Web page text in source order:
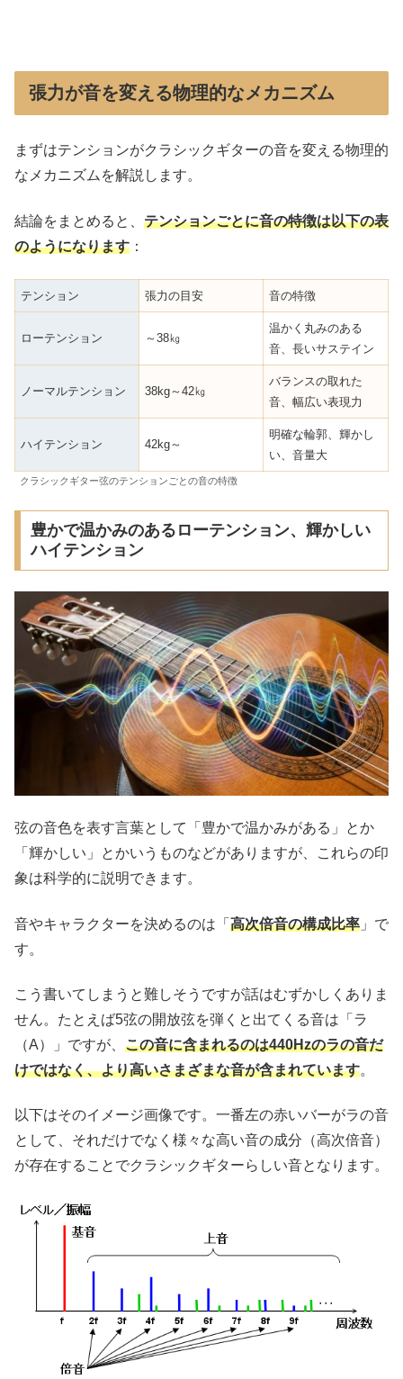
張力が音を変える物理的なメカニズム
まずはテンションがクラシックギターの音を変える物理的
なメカニズムを解説します。
結論をまとめると、 テンションごとに音の特徴は以下の表
のようになります ：
テンション 張力の目安 音の特徴
ローテンション ～38㎏
温かく丸みのある
音、長いサステイン
ノーマルテンション 38kg～42㎏
バランスの取れた
音、幅広い表現力
ハイテンション 42kg～
明確な輪郭、輝かし
い、音量大
クラシックギター弦のテンションごとの音の特徴
豊かで温かみのあるローテンション、輝かしい
ハイテンション
弦の音色を表す言葉として「豊かで温かみがある」とか
「輝かしい」とかいうものなどがありますが、これらの印
象は科学的に説明できます。
音やキャラクターを決めるのは「 高次倍音の構成比率 」で
す。
こう書いてしまうと難しそうですが話はむずかしくありま
せん。たとえば5弦の開放弦を弾くと出てくる音は「ラ
（A）」ですが、 この音に含まれるのは440Hzのラの音だ
けではなく、より高いさまざまな音が含まれています。
以下はそのイメージ画像です。一番左の赤いバーがラの音
として、それだけでなく様々な高い音の成分（高次倍音）
が存在することでクラシックギターらしい音となります。